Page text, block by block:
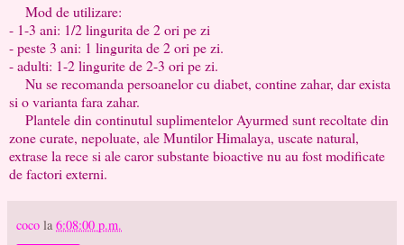
Mod de utilizare:
- 1-3 ani: 1/2 lingurita de 2 ori pe zi
- peste 3 ani: 1 lingurita de 2 ori pe zi.
- adulti: 1-2 lingurite de 2-3 ori pe zi.
Nu se recomanda persoanelor cu diabet, contine zahar, dar exista
si o varianta fara zahar.
Plantele din continutul suplimentelor Ayurmed sunt recoltate din
zone curate, nepoluate, ale Muntilor Himalaya, uscate natural,
extrase la rece si ale caror substante bioactive nu au fost modificate
de factori externi.
coco la 6:08:00 p.m.